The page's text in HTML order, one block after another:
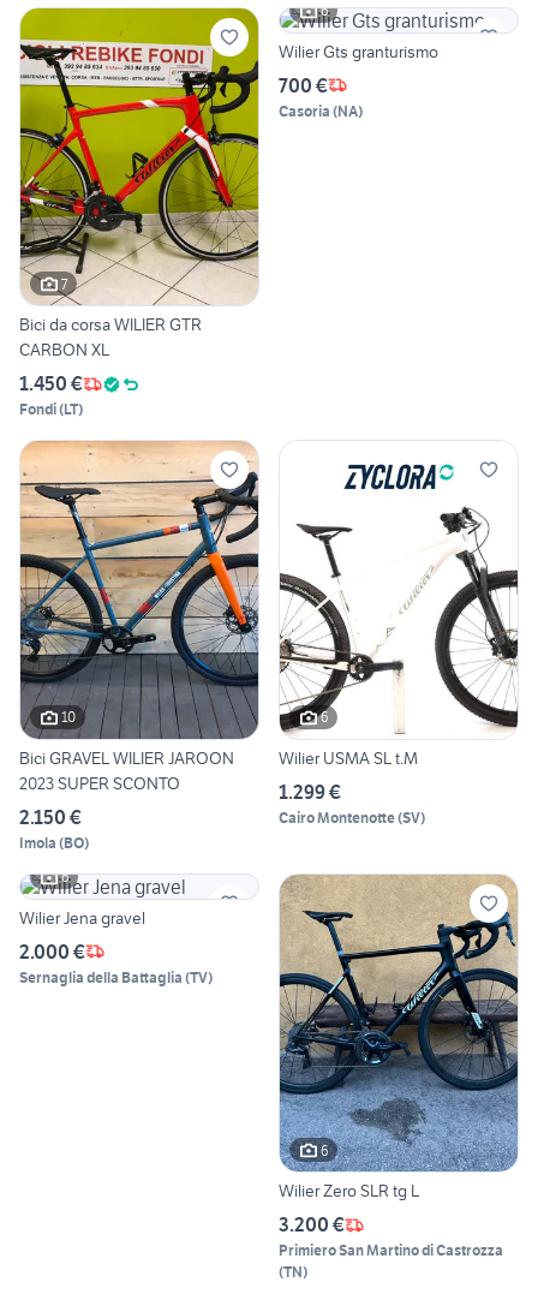
7
Bici da corsa WILIER GTR
CARBON XL
1.450 €
Fondi(LT)
6
Wilier Gts granturismo
700 €
Casoria (NA)
10
Bici GRAVEL WILIER JAROON
2023 SUPER SCONTO
2.150 €
Imola (BO)
6
Wilier USMA SL t.M
1.299 €
Cairo Montenotte(SV)
6
Wilier Jena gravel
2.000 €
Sernaglia della Battaglia (TV)
6
Wilier Zero SLR tg L
3.200 €
Primiero San Martino di Castrozza
(TN)